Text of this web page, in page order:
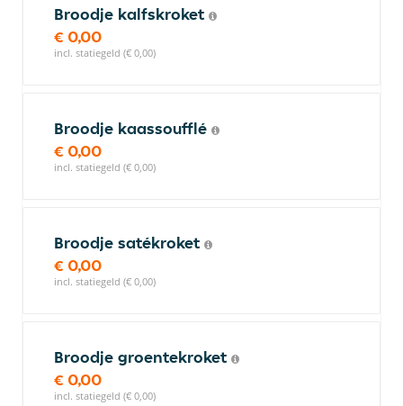
Broodje kalfskroket
€ 0,00
incl. statiegeld (€ 0,00)
Broodje kaassoufflé
€ 0,00
incl. statiegeld (€ 0,00)
Broodje satékroket
€ 0,00
incl. statiegeld (€ 0,00)
Broodje groentekroket
€ 0,00
incl. statiegeld (€ 0,00)